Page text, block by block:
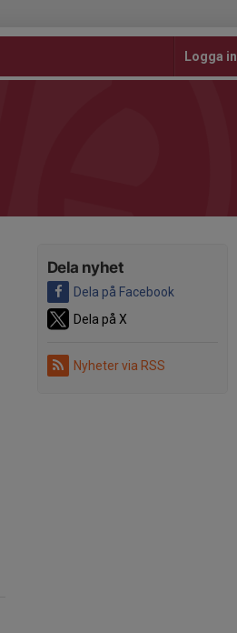
Logga in
Dela nyhet
Dela på Facebook
Dela på X
Nyheter via RSS